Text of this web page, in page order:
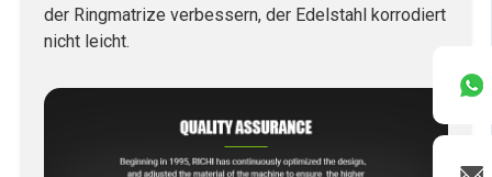
der Ringmatrize verbessern, der Edelstahl korrodiert
nicht leicht.